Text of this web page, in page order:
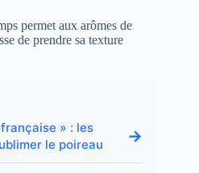
permet aux arômes de
de prendre sa texture
» : les
le poireau
→